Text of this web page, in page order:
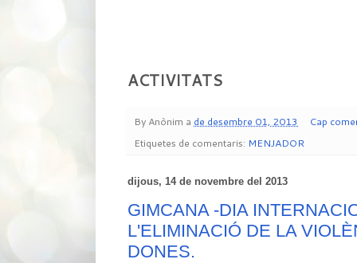
ACTIVITATS
By Anònim a de desembre 01, 2013
Cap
Etiquetes de comentaris: MENJADOR
dijous, 14 de novembre del 2013
GIMCANA -DIA
L'ELIMINACIÓ DE LA
DONES.